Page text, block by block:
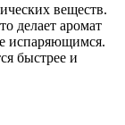
веществ.
делает аромат
испаряющимся.
быстрее и